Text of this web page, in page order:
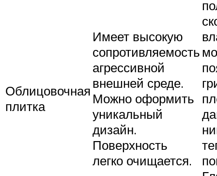
Облицовочная
плитка
Имеет высокую
сопротивляемость
агрессивной
внешней среде.
Можно оформить
уникальный
дизайн.
Поверхность
легко очищается.